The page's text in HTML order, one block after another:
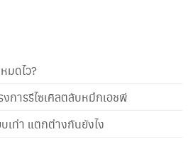
มดไว?
การรีไซเคิลตลับหมึกเอชพี
ท่า แตกต่างกันยังไง